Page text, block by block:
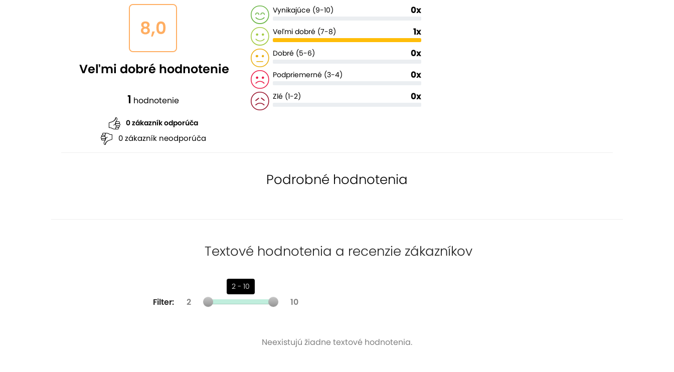
8,0
Veľmi dobré hodnotenie
1 hodnotenie
0 zákazník odporúča
0 zákazník neodporúča
Vynikajúce (9-10) 0x
Veľmi dobré (7-8) 1x
Dobré (5-6) 0x
Podpriemerné (3-4) 0x
Zlé (1-2) 0x
Podrobné hodnotenia
Textové hodnotenia a recenzie zákazníkov
Filter: 2
2 - 10
10
Neexistujú žiadne textové hodnotenia.